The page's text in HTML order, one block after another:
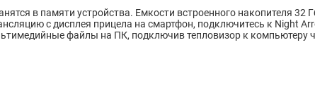
в памяти устройства. Емкости встроенного накопителя 32
с дисплея прицела на смартфон, подключитесь к Night
файлы на ПК, подключив тепловизор к компьютеру